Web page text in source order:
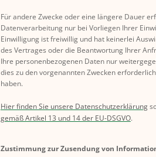
Für andere Zwecke oder eine längere Dauer
Datenverarbeitung nur bei Vorliegen Ihrer
Einwilligung ist freiwillig und hat keinerlei
des Vertrages oder die Beantwortung Ihrer
Ihre personenbezogenen Daten nur
dies zu den vorgenannten Zwecken
haben.
Hier finden Sie unsere Datenschutzerklärung
gemäß Artikel 13 und 14 der EU-DSGVO.
Zustimmung zur Zusendung von